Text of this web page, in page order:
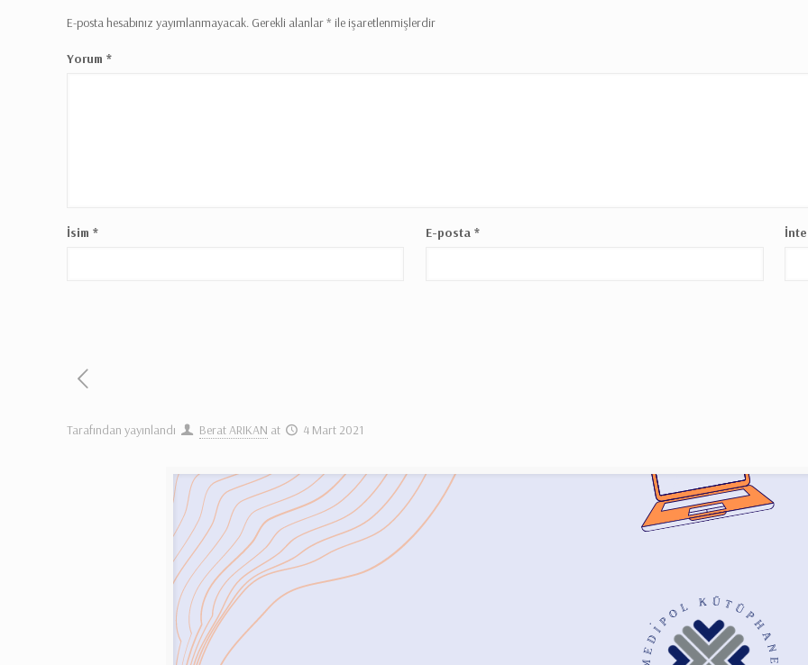
E-posta hesabınız yayımlanmayacak. Gerekli alanlar* ile işaretlenmişlerdir
Yorum*
İsim* E-posta*
Tarafından yayınlandı Berat ARIKAN at 4 Mart 2021